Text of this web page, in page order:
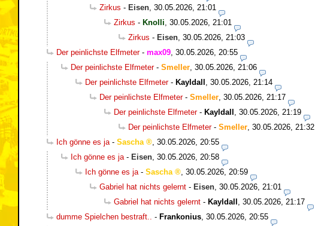
Zirkus - Eisen 30.05.2026, 21:01
Zirkus - Knolli 30.05.2026, 21:01
Zirkus - Eisen 30.05.2026, 21:03
Der peinlichste Elfmeter- max09 30.05.2026, 20:55
Der peinlichste Elfmeter- Smeller 30.05.2026, 21:06
Der peinlichste Elfmeter- Kayldall 30.05.2026, 21:14
Der peinlichste Elfmeter- Smeller 30.05.2026, 21:17
Der peinlichste Elfmeter- Kayldall 30.05.2026, 21:19
Der peinlichste Elfmeter- Smeller 30.05.2026, 21:32
Ich gönne es ja - Sascha
30.05.2026, 20:55
Ich gönne es ja - Eisen 30.05.2026, 20:58
Ich gönne es ja - Sascha
30.05.2026, 20:59
Gabriel hat nichts gelernt - Eisen 30.05.2026, 21:01
Gabriel hat nichts gelernt - Kayldall 30.05.2026, 21:17
dumme Spielchen bestraft..
- Frankonius 30.05.2026, 20:55